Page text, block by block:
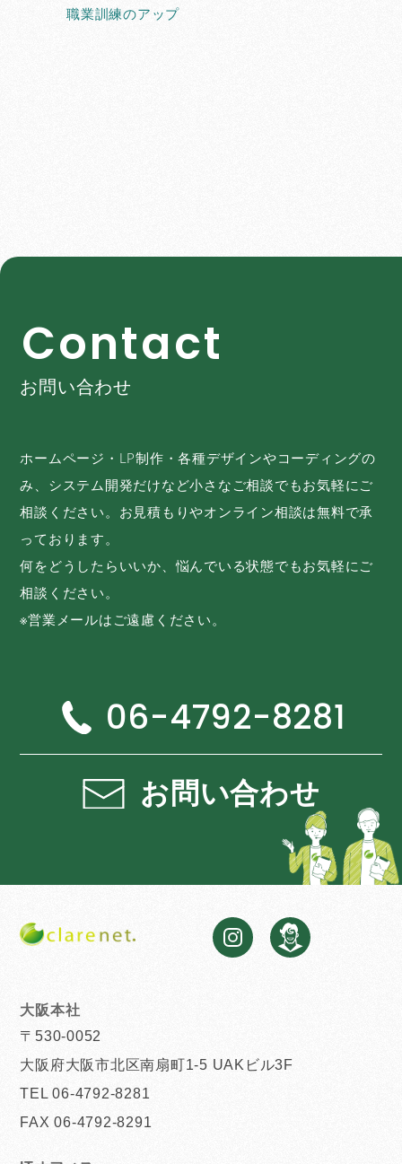
職業訓練のアップ
Contact
お問い合わせ
ホームページ・LP制作・各種デザインやコーディングの
み、システム開発だけなど小さなご相談でもお気軽にご
相談ください。お見積もりやオンライン相談は無料で承
っております。
何をどうしたらいいか、悩んでいる状態でもお気軽にご
相談ください。
※営業メールはご遠慮ください。
06-4792-8281
お問い合わせ
大阪本社
〒530-0052
大阪府大阪市北区南扇町1-5 UAKビル3F
TEL 06-4792-8281
FAX 06-4792-8291